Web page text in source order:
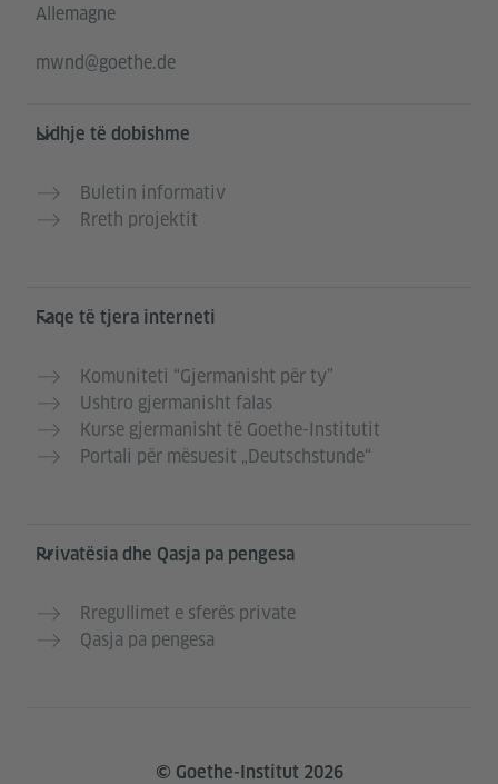
Allemagne
mwnd@goethe.de
Lidhje të dobishme
Buletin informativ
Rreth projektit
Faqe të tjera interneti
Komuniteti “Gjermanisht për ty”
Ushtro gjermanisht falas
Kurse gjermanisht të Goethe-Institutit
Portali për mësuesit „Deutschstunde“
Privatësia dhe Qasja pa pengesa
Rregullimet e sferës private
Qasja pa pengesa
© Goethe-Institut 2026